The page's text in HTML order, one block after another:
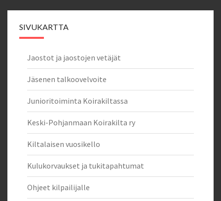
SIVUKARTTA
Jaostot ja jaostojen vetäjät
Jäsenen talkoovelvoite
Junioritoiminta Koirakiltassa
Keski-Pohjanmaan Koirakilta ry
Kiltalaisen vuosikello
Kulukorvaukset ja tukitapahtumat
Ohjeet kilpailijalle